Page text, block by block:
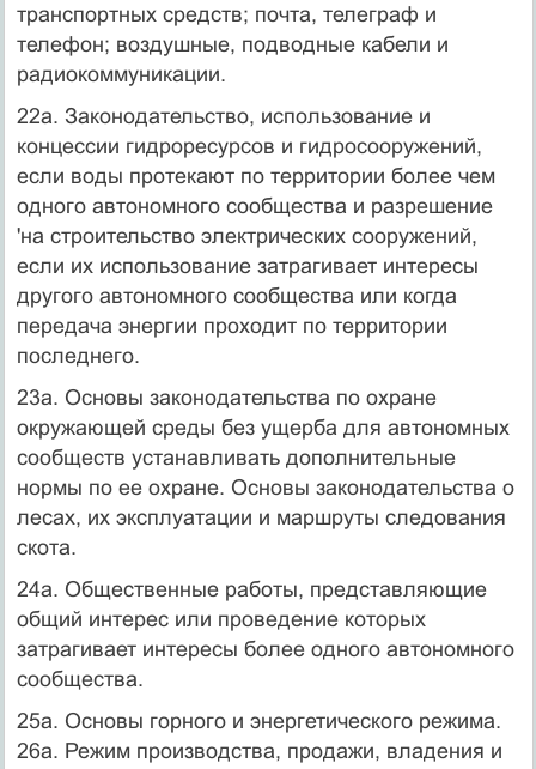
транспортных средств; почта, телеграф и
телефон; воздушные, подводные кабели и
радиокоммуникации.
22а. Законодательство, использование и
концессии гидроресурсов и гидросооружений,
если воды протекают по территории более чем
одного автономного сообщества и разрешение
'на строительство электрических сооружений,
если их использование затрагивает интересы
другого автономного сообщества или когда
передача энергии проходит по территории
последнего.
23а. Основы законодательства по охране
окружающей среды без ущерба для автономных
сообществ устанавливать дополнительные
нормы по ее охране. Основы законодательства о
лесах, их эксплуатации и маршруты следования
скота.
24а. Общественные работы, представляющие
общий интерес или проведение которых
затрагивает интересы более одного автономного
сообщества.
25а. Основы горного и энергетического режима.
26а. Режим производства, продажи, владения и